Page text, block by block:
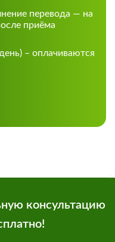
перевода — на
приёма
– оплачиваются
консультацию